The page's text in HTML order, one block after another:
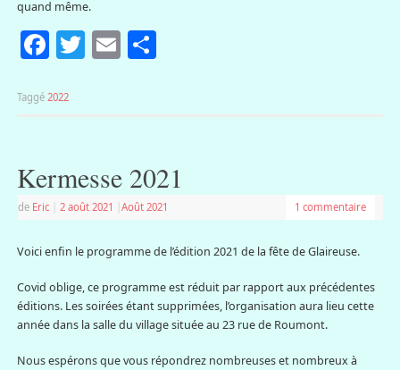
quand même.
Facebook
Twitter
EmailPartager
Taggé 2022
Kermesse 2021
de Eric 2 août 2021 Août 2021 1 commentaire
Voici enfin le programme de l’édition 2021 de la fête de Glaireuse.
Covid oblige, ce programme est réduit par rapport aux précédentes
éditions. Les soirées étant supprimées, l’organisation aura lieu cette
année dans la salle du village située au 23 rue de Roumont.
Nous espérons que vous répondrez nombreuses et nombreux à